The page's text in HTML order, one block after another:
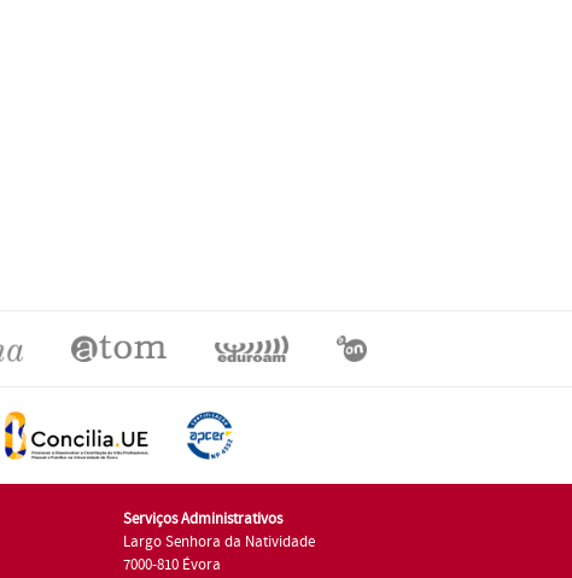
Serviços Administrativos
Largo Senhora da Natividade
7000-810 Évora